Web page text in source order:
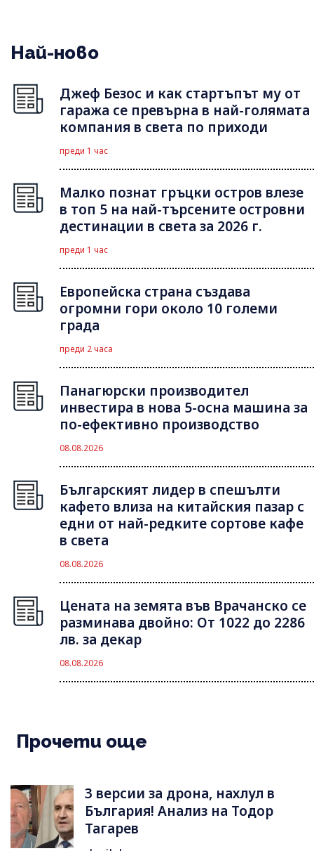
Най-ново
Джеф Безос и как стартъпът му от
гаража се превърна в най-голямата
компания в света по приходи
преди 1 час
Малко познат гръцки остров влезе
в топ 5 на най-търсените островни
дестинации в света за 2026 г.
преди 1 час
Европейска страна създава
огромни гори около 10 големи
града
преди 2 часа
Панагюрски производител
инвестира в нова 5-осна машина за
по-ефективно производство
08.08.2026
Българският лидер в спешълти
кафето влиза на китайския пазар с
едни от най-редките сортове кафе
в света
08.08.2026
Цената на земята във Врачанско се
разминава двойно: От 1022 до 2286
лв. за декар
08.08.2026
Прочети още
3 версии за дрона, нахлул в
България! Анализ на Тодор
Тагарев